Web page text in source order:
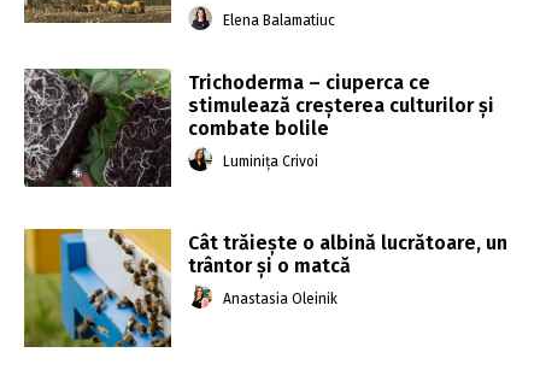
Elena Balamatiuc
Trichoderma – ciuperca ce
stimulează creșterea culturilor și
combate bolile
Luminița Crivoi
Cât trăiește o albină lucrătoare, un
trântor și o matcă
Anastasia Oleinik